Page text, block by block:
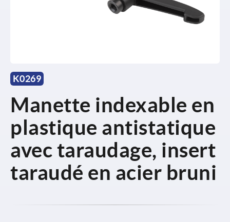
K0269
Manette indexable en
plastique antistatique
avec taraudage, insert
taraudé en acier bruni